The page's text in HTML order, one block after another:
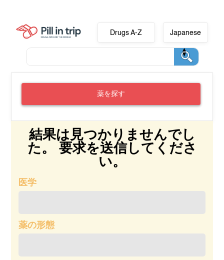
Drugs A-Z Japanese
薬を探す
結果は見つかりませんでし
た。 要求を送信してくださ
い。
医学
薬の形態